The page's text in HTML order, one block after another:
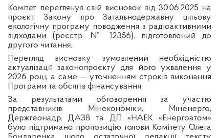
Комітет переглянув свій висновок від 30.06.2025 на
проєкт Закону про Загальнодержавну цільову
екологічну програму поводження з радіоактивними
відходами (реєстр. № 12356), підготовлений до
другого читання.
Перегляд висновку зумовлений необхідністю
актуалізації законопроєкту для його ухвалення у
2026 році, а саме — уточненням строків виконання
Програми та обсягів фінансування.
За результатами обговорення за участю
представників Мінекономіки, Міненерго,
Держгеонадр, ДАЗВ та ДП «НАЕК «Енергоатом»
було підтримано пропозицію голови Комітету Олега